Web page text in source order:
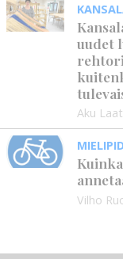
uudet
Aku
Vilho